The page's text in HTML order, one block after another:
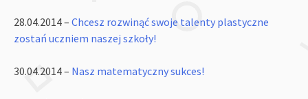
28.04.2014 – Chcesz rozwinąć swoje talenty plastyczne
zostań uczniem naszej szkoły!
30.04.2014 – Nasz matematyczny sukces!